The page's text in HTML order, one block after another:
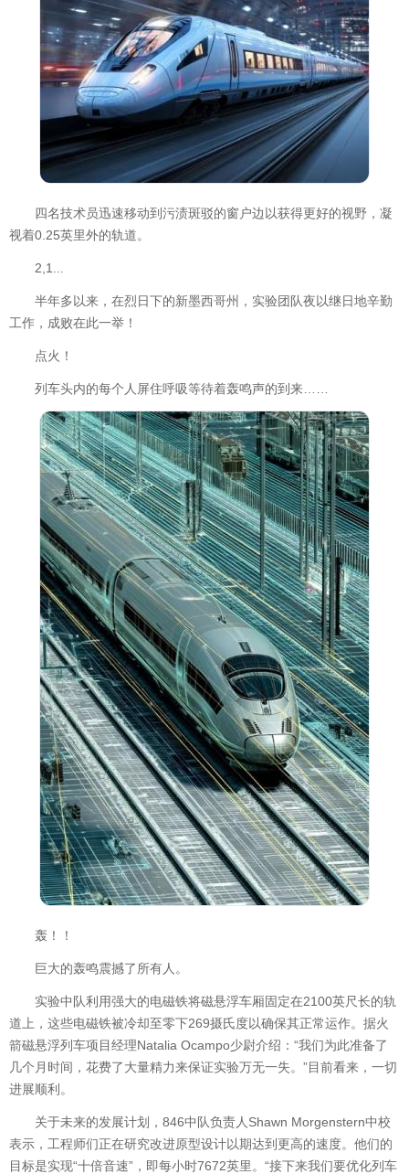
四名技术员迅速移动到污渍斑驳的窗户边以获得更好的视野，凝
视着0.25英里外的轨道。
2,1...
半年多以来，在烈日下的新墨西哥州，实验团队夜以继日地辛勤
工作，成败在此一举！
点火！
列车头内的每个人屏住呼吸等待着轰鸣声的到来……
轰！！
巨大的轰鸣震撼了所有人。
实验中队利用强大的电磁铁将磁悬浮车厢固定在2100英尺长的轨
道上，这些电磁铁被冷却至零下269摄氏度以确保其正常运作。据火
箭磁悬浮列车项目经理Natalia Ocampo少尉介绍：“我们为此准备了
几个月时间，花费了大量精力来保证实验万无一失。”目前看来，一切
进展顺利。
关于未来的发展计划，846中队负责人Shawn Morgenstern中校
表示，工程师们正在研究改进原型设计以期达到更高的速度。他们的
目标是实现“十倍音速”，即每小时7672英里。“接下来我们要优化列车